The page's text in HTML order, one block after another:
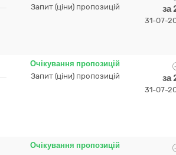
Запит (ціни) пропозицій
за
31-07-
Очікування пропозицій
Запит (ціни) пропозицій
за
31-07-
Очікування пропозицій